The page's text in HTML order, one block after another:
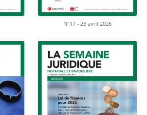
N°17 - 23 avril 2026